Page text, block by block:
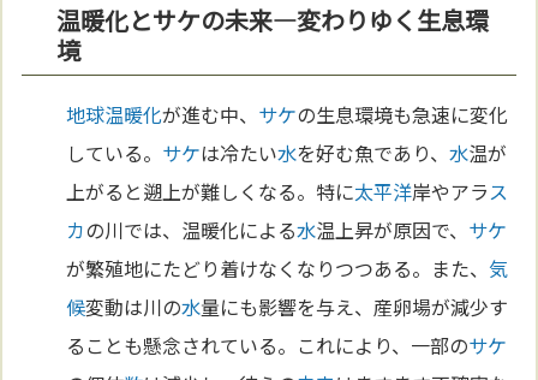
温暖化とサケの未来—変わりゆく生息環
境
地球温暖化が進む中、 サケの生息環境も急速に変化
している。 サケは冷たい水を好む魚であり、水温が
上がると遡上が難しくなる。特に太平洋岸やアラス
カの川では、温暖化による水温上昇が原因で、 サケ
が繁殖地にたどり着けなくなりつつある。また、気
候変動は川の水量にも影響を与え、産卵場が減少す
ることも懸念されている。これにより、一部のサケ